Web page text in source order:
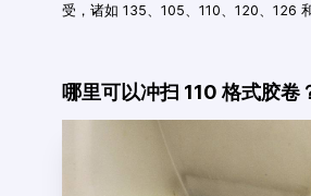
受，诸如 135、105、110、120、126
哪里可以冲扫 110 格式胶卷